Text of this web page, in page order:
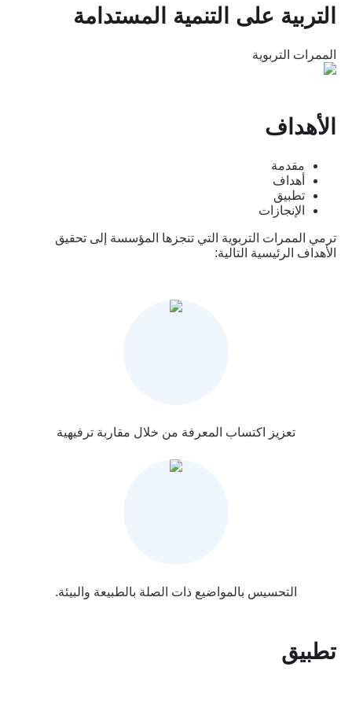
التربية على التنمية المستدامة
الممرات التربوية
الأهداف
مقدمة
أهداف
تطبيق
الإنجازات
ترمي الممرات التربوية التي تنجزها المؤسسة إلى تحقيق
الأهداف الرئيسية التالية:
تعزيز اكتساب المعرفة من خلال مقاربة ترفيهية
التحسيس بالمواضيع ذات الصلة بالطبيعة والبيئة.
تطبيق
تكبير
الأجيال القادمة
تصرف اليوم لحماية الغد
التأثير المحلي
التمثيل حيث يلتقي البحر والمواطنون
شاطئ الصخيرات
شاطئ الصخيرات
شاطئ الأمم